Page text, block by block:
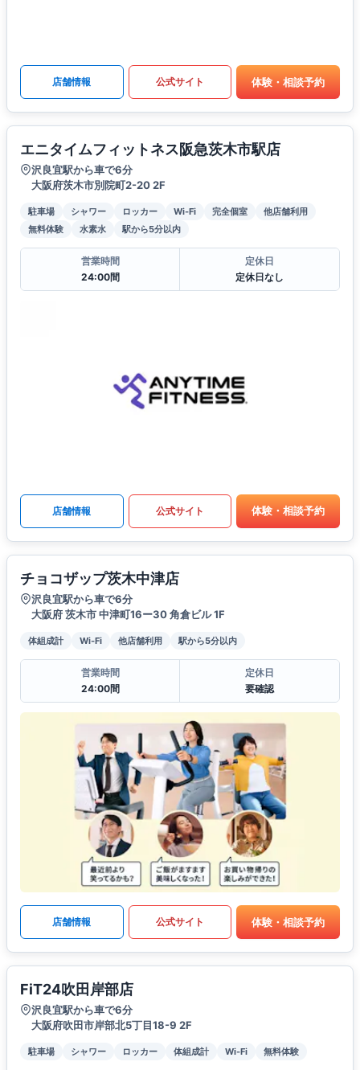
店舗情報 公式サイト 体験・相談予約
エニタイムフィットネス阪急茨木市駅店
沢良宜駅から車で6分
大阪府茨木市別院町2-20 2F
駐車場 シャワー ロッカー Wi-Fi 完全個室
他店舗利用
無料体験
水素水 駅から5分以内
営業時間
24:00間
定休日
定休日なし
店舗情報 公式サイト 体験・相談予約
チョコザップ茨木中津店
沢良宜駅から車で6分
大阪府 茨木市 中津町16ー30 角倉ビル 1F
体組成計 Wi-Fi 他店舗利用 駅から5分以内
営業時間
24:00間
定休日
要確認
店舗情報 公式サイト 体験・相談予約
FiT24吹田岸部店
沢良宜駅から車で6分
大阪府吹田市岸部北5丁目18-9 2F
駐車場 シャワー ロッカー 体組成計 Wi-Fi 無料体験